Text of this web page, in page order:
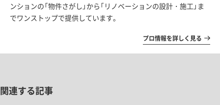
ンションの「物件さがし」から「リノベーションの設計・施工」ま
でワンストップで提供しています。
プロ情報を詳しく見る
関連する記事